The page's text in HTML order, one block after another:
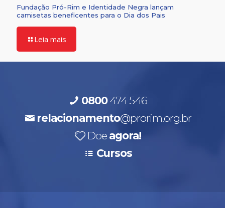
Fundação Pró-Rim e Identidade Negra lançam
camisetas beneficentes para o Dia dos Pais
Leia mais
0800474 546
relacionamento@prorim.org.br
Doe agora!
Cursos